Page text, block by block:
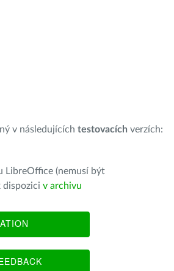
v následujících testovacích verzích:
LibreOffice (nemusí být
dispozici v archivu